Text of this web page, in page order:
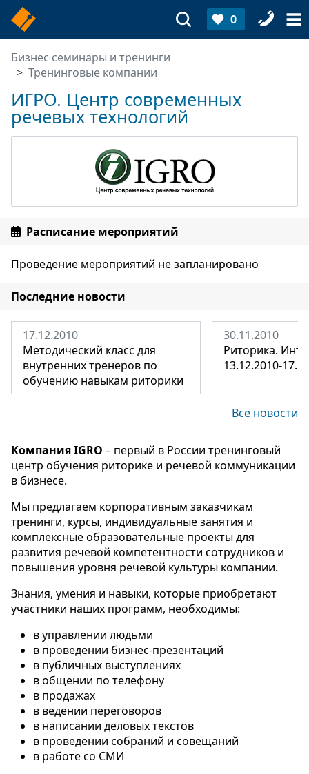
0
Бизнес семинары и тренинги
Тренинговые компании
ИГРО. Центр современных
речевых технологий
Расписание мероприятий
Проведение мероприятий не запланировано
Последние новости
17.12.2010
Методический класс для
внутренних тренеров по
обучению навыкам риторики
30.11.2010
Риторика.
13.12.2010-
Все новости
Компания IGRO – первый в России тренинговый
центр обучения риторике и речевой коммуникации
в бизнесе.
Мы предлагаем корпоративным заказчикам
тренинги, курсы, индивидуальные занятия и
комплексные образовательные проекты для
развития речевой компетентности сотрудников и
повышения уровня речевой культуры компании.
Знания, умения и навыки, которые приобретают
участники наших программ, необходимы:
в управлении людьми
в проведении бизнес-презентаций
в публичных выступлениях
в общении по телефону
в продажах
в ведении переговоров
в написании деловых текстов
в проведении собраний и совещаний
в работе со СМИ